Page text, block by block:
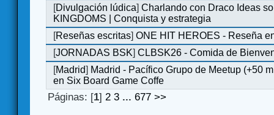
[Divulgación lúdica]Charlando con Draco Ideas
KINGDOMS | Conquista y estrategia
[Reseñas escritas]ONE HIT HEROES - Reseña
[JORNADAS BSK]CLBSK26 - Comida de
[Madrid] Madrid - Pacífico Grupo de Meetup (+50
en Six Board Game Coffe
Páginas: [1]2 3 ...677 >>